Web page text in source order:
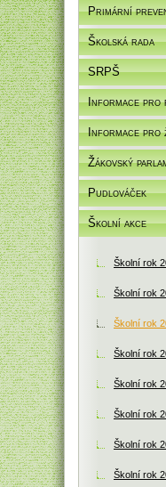
Primární
Školská rada
SRPŠ
Informace pro
Informace pro
Žákovský
Pudlováček
Školní akce
Školní rok
Školní rok
Školní rok
Školní rok
Školní rok
Školní rok
Školní rok
Školní rok